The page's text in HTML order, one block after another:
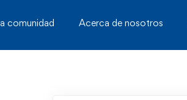
comunidad Acerca de nosotros